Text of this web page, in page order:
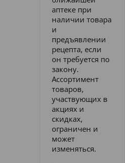
аптеке при
наличии товара
и
предъявлении
рецепта, если
он требуется по
закону.
Ассортимент
товаров,
участвующих в
акциях и
скидках,
ограничен и
может
изменяться.